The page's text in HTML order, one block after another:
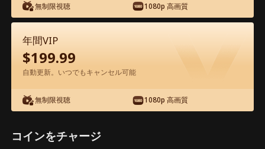
エピソード14 - 凡人の私、神明を討つ 映
画フル
14 15 16 17 18
無制限視聴 1080p 高画質
年間VIP
$199.99
自動更新。いつでもキャンセル可能
無制限視聴 1080p 高画質
コインをチャージ